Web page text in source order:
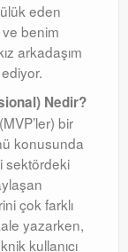
eden
ve benim
arkadaşım
Nedir?
bir
konusunda
sektördeki
çok farklı
yazarken,
kullanıcı